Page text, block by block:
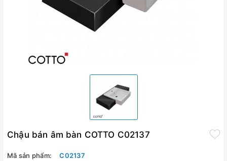
Chậu bán âm bàn COTTO C02137
Mã sản phẩm:
C02137